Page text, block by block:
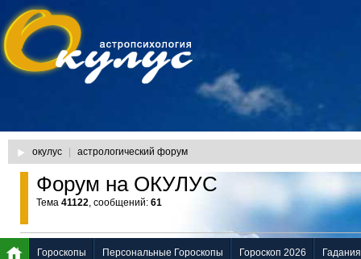
окулус астрологический форум
Форум на ОКУЛУС
Тема 41122, сообщений: 61
Гороскопы Персональные Гороскопы Гороскоп 2026 Гадания